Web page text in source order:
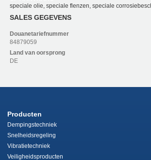
speciale olie, speciale flenzen, speciale
SALES GEGEVENS
Douanetariefnummer
84879059
Land van oorsprong
DE
Producten
Dempingstechniek
Snelheidsregeling
Vibratietechniek
Veiligheidsproducten